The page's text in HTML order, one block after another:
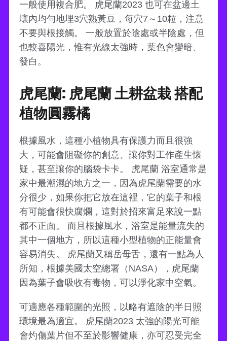
一般使用複合肥。 虎尾蘭2023 也可在盆邊土
壤內均勻地埋3穴熟黃豆，每穴7～10粒，注意
不要與根接觸。 一般放置於陰處或半陰處，但
也較喜陽光，惟有光線太強時，葉色會變暗、
發白。
虎尾蘭: 虎尾蘭 土耕盆栽 搭配
植物圓霧橘
根據風水，這種小植物具有保護力而且很強
大，可能會阻礙你的創意、讓你對工作產生懷
疑，甚至讓你的腦袋卡卡。 虎尾蘭 浴室通常是
家中最潮濕的地方之一，因為虎尾蘭需要的水
分很少，如果你把它放在這裡，它的葉子和根
有可能會很快腐爛，這對於招來富足來說一點
都不正面。 而且根據風水，浴室是能量流失的
其中一個地方，所以這種小型植物的正能量會
容易消失。 虎尾蘭又稱岳母舌，還有一點為人
所知，根據美國太空總署（NASA），虎尾蘭
因為葉子會吸收有毒物，可以淨化家中空氣。
可適應各種範圍的光照，以略有遮陰的半日照
環境最為適宜。 虎尾蘭2023 太強的陽光可能
會灼傷葉片但不至於影響健康，亦可忍受完全